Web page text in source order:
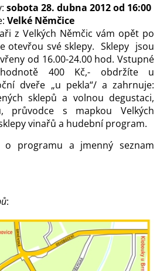
sobota 28. dubna 2012 od 16:00
Velké Němčice
z Velkých Němčic vám opět po
otevřou své sklepy. Sklepy jsou
od 16.00-24.00 hod. Vstupné
400 Kč,- obdržíte u
dveře „u pekla“/ a zahrnuje:
sklepů a volnou degustaci,
průvodce s mapkou Velkých
vinařů a hudební program.
o programu a jmenný seznam
: